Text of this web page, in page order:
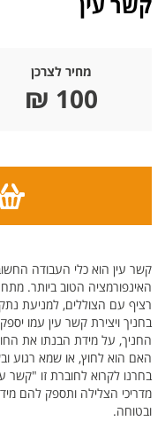
מחיר לצרכן
100 ₪
קשר עין הוא כלי העבודה
האינפורמציה הטוב ביותר.
רציף עם הצוללים, למניעת
בחניך ויצירת קשר עין עמו
החניך, על מידת הבנתו את
האם הוא לחוץ, או שמא רגוע
בחרנו לקרוא לחוברת זו "קשר
מדריכי הצלילה ותספק להם
ובטוחה.